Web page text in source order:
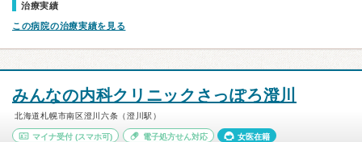
治療実績
この病院の治療実績を見る
みんなの内科クリニックさっぽろ澄川
北海道札幌市南区澄川六条（澄川駅）
マイナ受付 (スマホ可) 電子処方せん対応 女医在籍